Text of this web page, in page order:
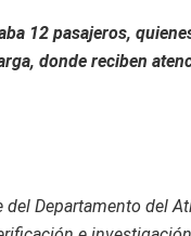
12 pasajeros,
donde reciben
del Departamento del